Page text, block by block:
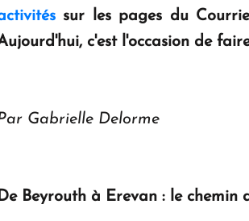
sur les pages du
c'est l'occasion de
Gabrielle Delorme
Beyrouth à Erevan : le chemin